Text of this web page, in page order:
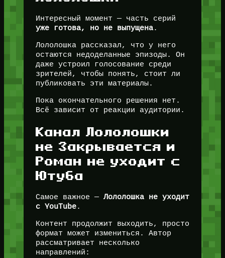
Интересный момент — часть серий
уже готова, но не выпущена.
Лололошка рассказал, что у него
остаются недоделанные эпизоды. Он
даже устроил голосование среди
зрителей, чтобы понять, стоит ли
публиковать эти материалы.
Пока окончательного решения нет.
Всё зависит от реакции аудитории.
Канал Лололошки
не Закрывается и
Роман не уходит с
Ютуба
Самое важное — Лололошка не уходит
с YouTube.
Контент продолжит выходить, просто
формат может измениться. Автор
рассматривает несколько
направлений: